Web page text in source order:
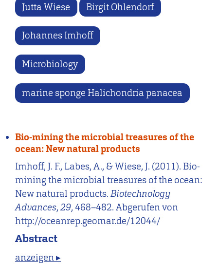
Jutta Wiese Birgit Ohlendorf
Johannes Imhoff
Microbiology
marine sponge Halichondria panacea
Bio-mining the microbial treasures of the
ocean: New natural products
Imhoff, J. F., Labes, A., & Wiese, J. (2011). Bio-
mining the microbial treasures of the ocean:
New natural products.Biotechnology
Advances,29, 468–482. Abgerufen von
http://oceanrep.geomar.de/12044/
Abstract
anzeigen ▸